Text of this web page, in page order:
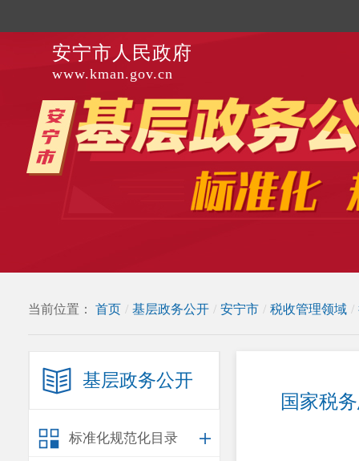
安宁市人民政府
www.kman.gov.cn
当前位置： 首页 / 基层政务公开 / 安宁市 / 税收管理领域 /
基层政务公开
标准化规范化目录
国家税